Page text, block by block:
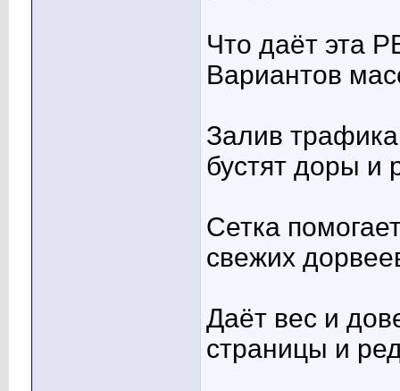
Что даёт эта
Вариантов
Залив
бустят доры и
Сетка
свежих
Даёт вес и
страницы и